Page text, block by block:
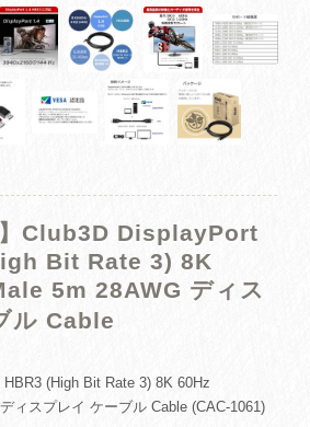
】Club3D DisplayPort
Bit Rate 3) 8K
5m 28AWG ディス
ル Cable
(High Bit Rate 3) 8K 60Hz
ィスプレイ ケーブル Cable (CAC-1061)